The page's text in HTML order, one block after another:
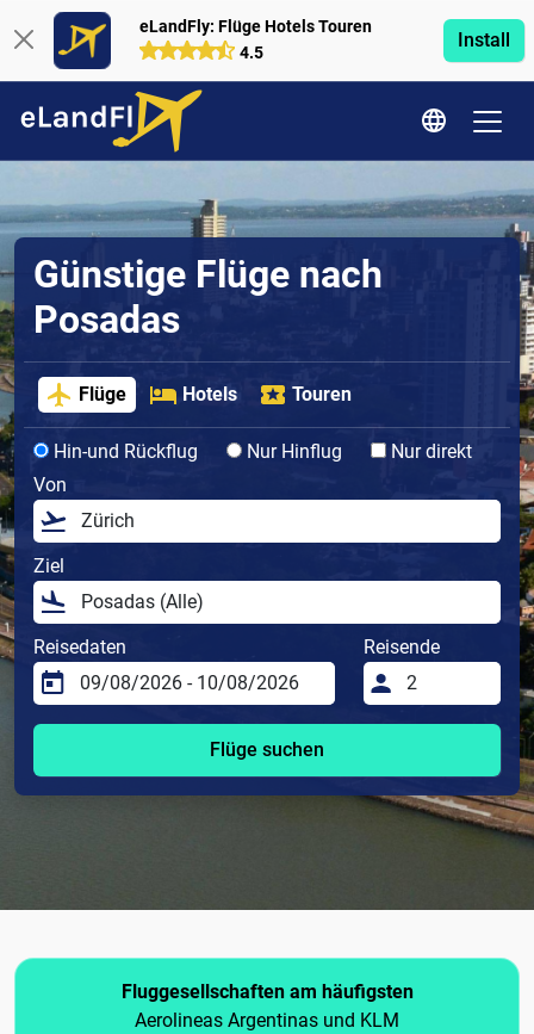
eLandFly: Flüge Hotels Touren
4.5
Install
Günstige Flüge nach
Posadas
Flüge Hotels Touren
Hin-und Rückflug Nur Hinflug
Nur direkt
Von
Ziel
Reisedaten Reisende
Flüge suchen
Fluggesellschaften am häufigsten
Aerolineas Argentinas und KLM